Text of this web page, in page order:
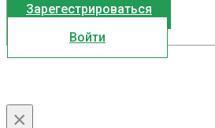
Зарегестрироваться
Войти
×